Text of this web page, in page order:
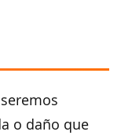
o daño que